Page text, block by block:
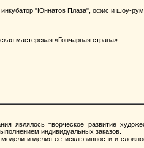
"Юннатов Плаза", офис и шоу-
мастерская «Гончарная страна»
являлось творческое развитие
индивидуальных заказов.
изделия ее исклюзивности и